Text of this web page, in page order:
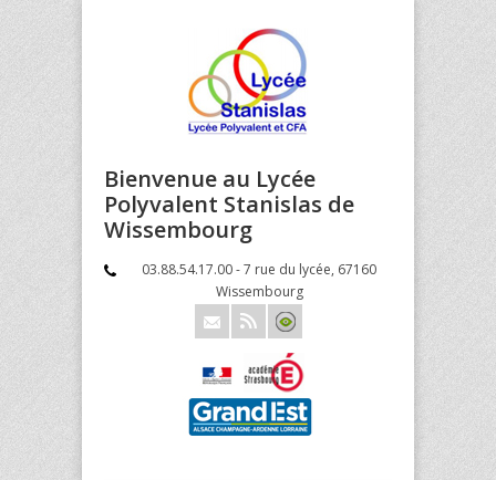
Bienvenue au Lycée
Polyvalent Stanislas de
Wissembourg
03.88.54.17.00 - 7 rue du lycée, 67160
Wissembourg